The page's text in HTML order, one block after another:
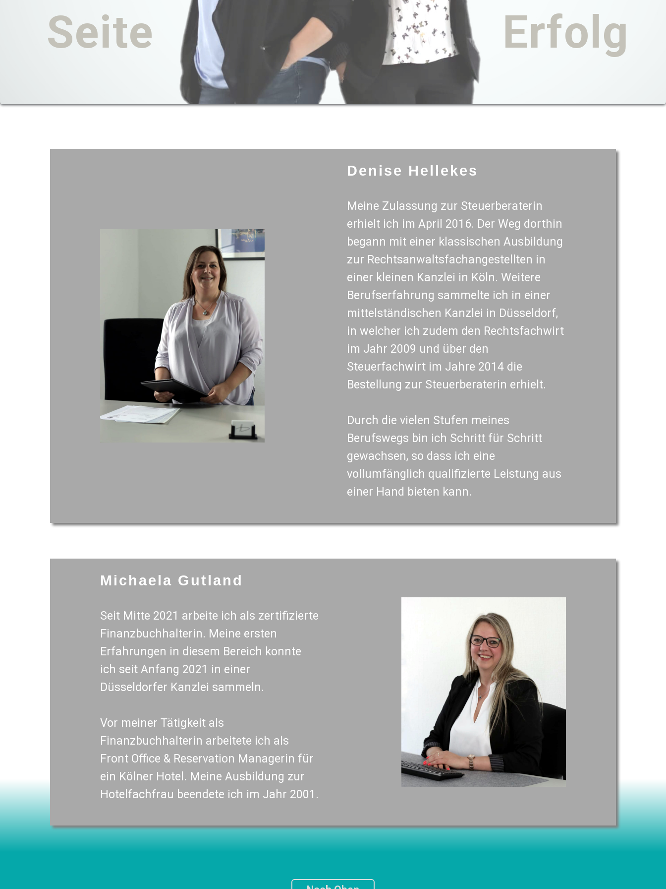
Seite
Erfolg
Denise Hellekes
Meine Zulassung zur Steuerberaterin
erhielt ich im April 2016. Der Weg dorthin
begann mit einer klassischen Ausbildung
zur Rechtsanwaltsfachangestellten in
einer kleinen Kanzlei in Köln. Weitere
Berufserfahrung sammelte ich in einer
mittelständischen Kanzlei in Düsseldorf,
in welcher ich zudem den Rechtsfachwirt
im Jahr 2009 und über den
Steuerfachwirt im Jahre 2014 die
Bestellung zur Steuerberaterin erhielt.
Durch die vielen Stufen meines
Berufswegs bin ich Schritt für Schritt
gewachsen, so dass ich eine
vollumfänglich qualifizierte Leistung aus
einer Hand bieten kann.
Michaela Gutland
Seit Mitte 2021 arbeite ich als zertifizierte
Finanzbuchhalterin. Meine ersten
Erfahrungen in diesem Bereich konnte
ich seit Anfang 2021 in einer
Düsseldorfer Kanzlei sammeln.
Vor meiner Tätigkeit als
Finanzbuchhalterin arbeitete ich als
Front Office & Reservation Managerin für
ein Kölner Hotel. Meine Ausbildung zur
Hotelfachfrau beendete ich im Jahr 2001.